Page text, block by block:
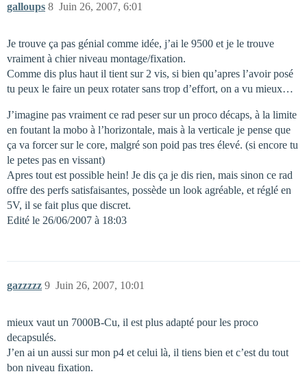
galloups Juin 26, 2007, 6:01
8
Je trouve ça pas génial comme idée, j’ai le 9500 et je le trouve
vraiment à chier niveau montage/fixation.
Comme dis plus haut il tient sur 2 vis, si bien qu’apres l’avoir posé
tu peux le faire un peux rotater sans trop d’effort, on a vu mieux…
J’imagine pas vraiment ce rad peser sur un proco décaps, à la limite
en foutant la mobo à l’horizontale, mais à la verticale je pense que
ça va forcer sur le core, malgré son poid pas tres élevé. (si encore tu
le petes pas en vissant)
Apres tout est possible hein! Je dis ça je dis rien, mais sinon ce rad
offre des perfs satisfaisantes, possède un look agréable, et réglé en
5V, il se fait plus que discret.
Edité le 26/06/2007 à 18:03
gazzzzz Juin 26, 2007, 10:01
9
mieux vaut un 7000B-Cu, il est plus adapté pour les proco
decapsulés.
J’en ai un aussi sur mon p4 et celui là, il tiens bien et c’est du tout
bon niveau fixation.